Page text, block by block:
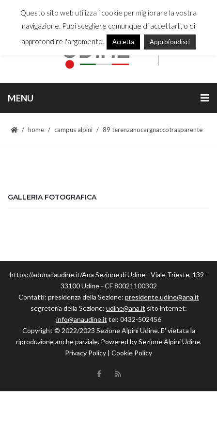
MENU
home campus alpini 89 terenzanocargnaccotrasparente
GALLERIA FOTOGRAFICA
https://adunataudine.it/Ana Sezione di Udine - Viale Trieste, 139 -
33100 Udine - CF 80021100302
Contatti: presidenza della Sezione: presidente.udine@ana.it
segreteria della Sezione: udine@ana.it sito internet:
info@anaudine.it tel: 0432-502456
Copyright © 2022/2023 Sezione Alpini Udine. E' vietata la
riproduzione anche parziale. Powered by Sezione Alpini Udine.
Privacy Policy | Cookie Policy
Questo sito web utilizza i cookie per migliorare la vostra
navigazione. Puoi scegliere comunque di accettarli, o di
approfondire l'argomento.
Accetta Approfondisci